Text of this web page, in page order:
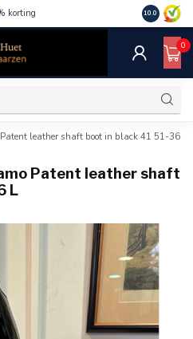
korting 10.0
0
leather shaft boot in black 41 51-36
Patent leather shaft
L